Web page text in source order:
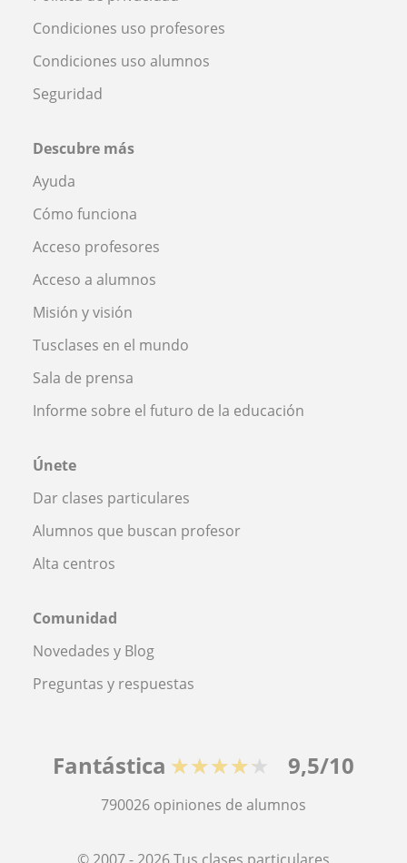
Condiciones uso profesores
Condiciones uso alumnos
Seguridad
Descubre más
Ayuda
Cómo funciona
Acceso profesores
Acceso a alumnos
Misión y visión
Tusclases en el mundo
Sala de prensa
Informe sobre el futuro de la educación
Únete
Dar clases particulares
Alumnos que buscan profesor
Alta centros
Comunidad
Novedades y Blog
Preguntas y respuestas
Fantástica ★★★★★ 9,5/10
790026 opiniones de alumnos